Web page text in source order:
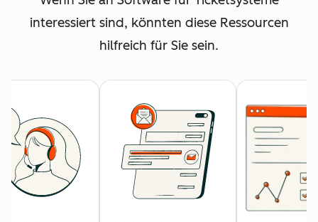
interessiert sind, könnten diese Ressourcen
hilfreich für Sie sein.